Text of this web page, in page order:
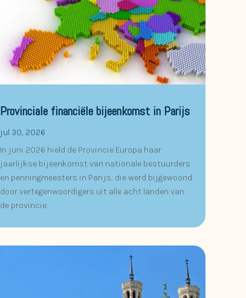
Provinciale financiële bijeenkomst in Parijs
jul 30, 2026
In juni 2026 hield de Provincie Europa haar
jaarlijkse bijeenkomst van nationale bestuurders
en penningmeesters in Parijs, die werd bijgewoond
door vertegenwoordigers uit alle acht landen van
de provincie.